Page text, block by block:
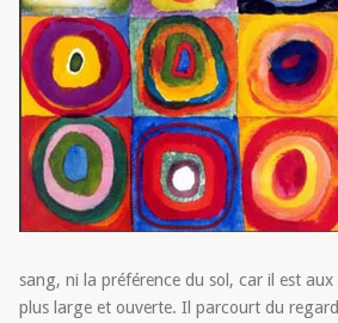
sang, ni la préférence du sol, car il est
plus large et ouverte. Il parcourt du